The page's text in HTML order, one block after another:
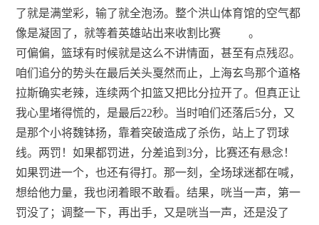
了就是满堂彩，输了就全泡汤。整个洪山体育馆的空气都
像是凝固了，就等着英雄站出来收割比赛
。
可偏偏，篮球有时候就是这么不讲情面，甚至有点残忍。
咱们追分的势头在最后关头戛然而止，上海玄鸟那个道格
拉斯确实老辣，连续两个扣篮又把比分拉开了。但真正让
我心里堵得慌的，是最后22秒。当时咱们还落后5分，又
是那个小将魏钵扬，靠着突破造成了杀伤，站上了罚球
线。两罚！如果都罚进，分差追到3分，比赛还有悬念！
如果罚进一个，也还有得打。那一刻，全场球迷都在喊，
想给他力量，我也闭着眼不敢看。结果，咣当一声，第一
罚没了；调整一下，再出手，又是咣当一声，还是没了